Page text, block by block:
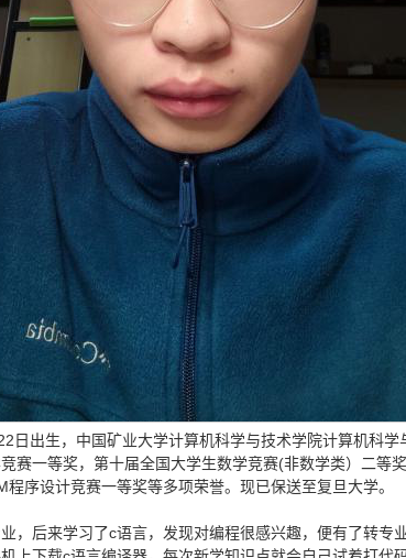
日出生，中国矿业大学计算机科学与技术学院计算机科学
赛一等奖，第十届全国大学生数学竞赛(非数学类）二等
序设计竞赛一等奖等多项荣誉。现已保送至复旦大学。
，后来学习了c语言，发现对编程很感兴趣，便有了转专